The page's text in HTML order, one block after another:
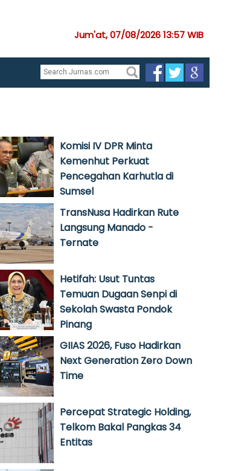
Jum'at, 07/08/2026 13:57 WIB
Komisi IV DPR Minta
Kemenhut Perkuat
Pencegahan Karhutla di
Sumsel
TransNusa Hadirkan Rute
Langsung Manado -
Ternate
Hetifah: Usut Tuntas
Temuan Dugaan Senpi di
Sekolah Swasta Pondok
Pinang
GIIAS 2026, Fuso Hadirkan
Next Generation Zero Down
Time
Percepat Strategic Holding,
Telkom Bakal Pangkas 34
Entitas